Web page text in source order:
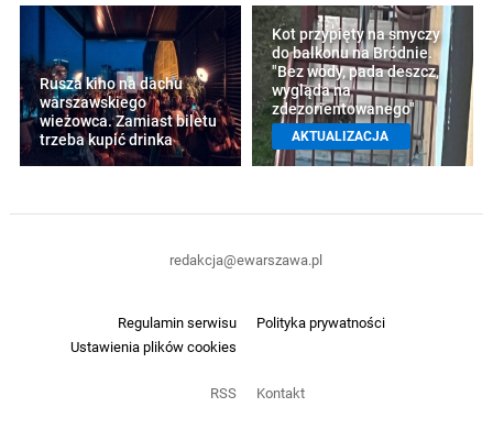
Rusza kino na dachu
warszawskiego
wieżowca. Zamiast biletu
trzeba kupić drinka
Kot przypięty na smyczy
do balkonu na Bródnie.
"Bez wody, pada deszcz,
wygląda na
zdezorientowanego"
AKTUALIZACJA
Regulamin serwisu
Polityka prywatności
Ustawienia plików cookies
RSS Kontakt
redakcja@ewarszawa.pl